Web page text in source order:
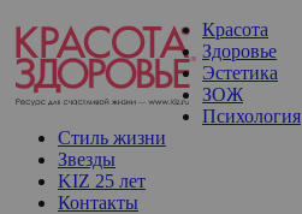
Красота
Здоровье
Эстетика
ЗОЖ
Психология
Стиль жизни
Звезды
KIZ 25 лет
Контакты